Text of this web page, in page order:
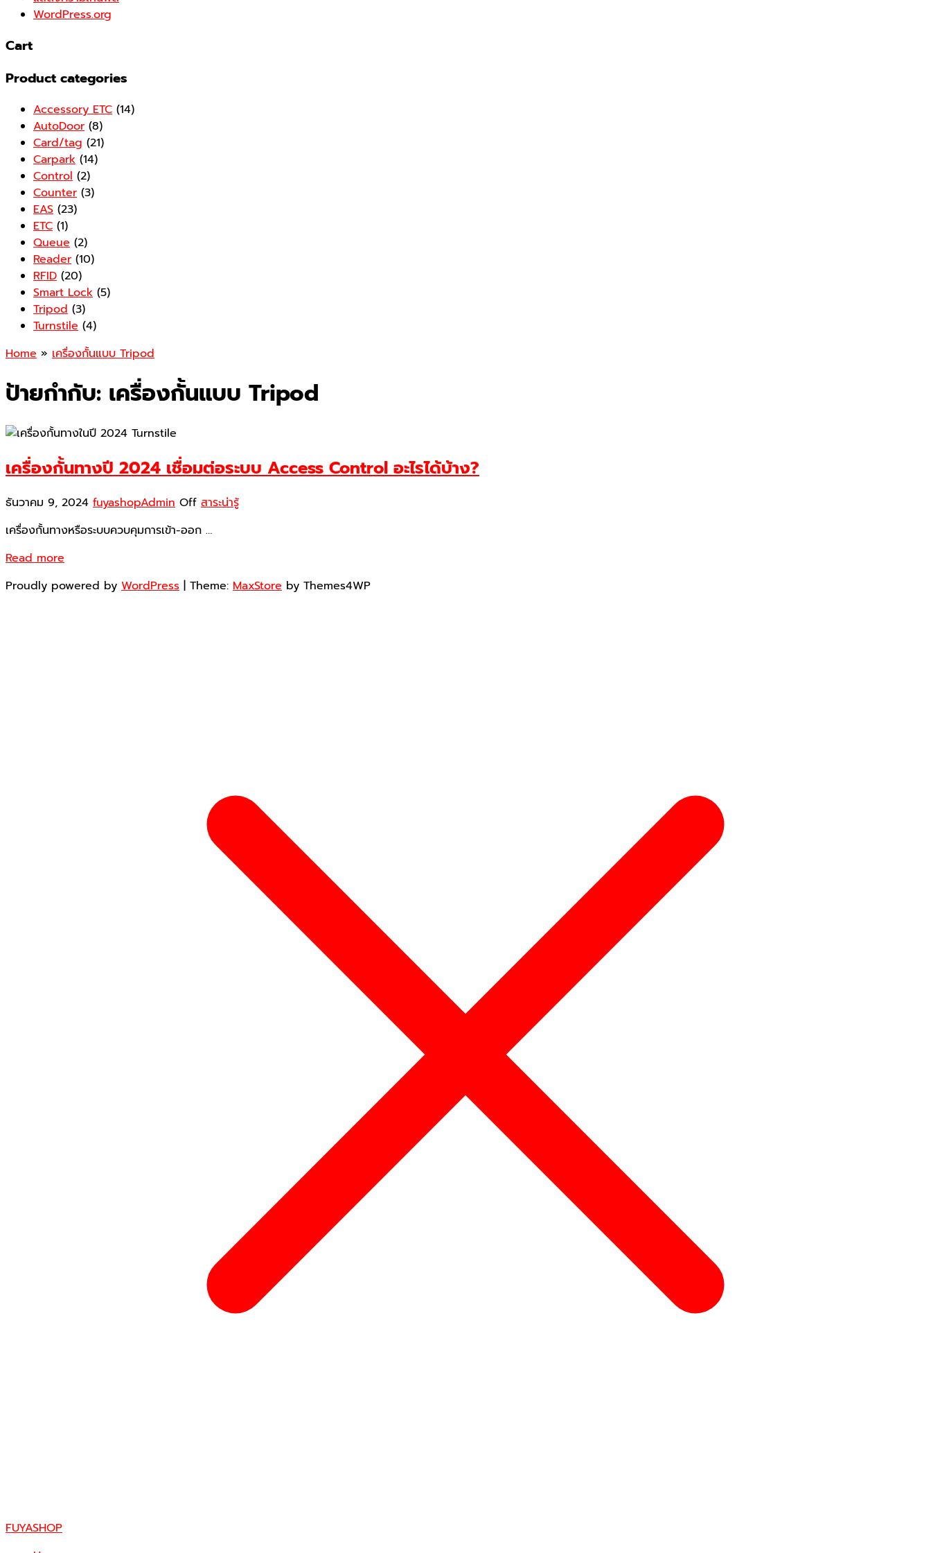
WordPress.org
Cart
Product categories
Accessory ETC (14)
AutoDoor (8)
Card/tag (21)
Carpark (14)
Control (2)
Counter (3)
EAS (23)
ETC (1)
Queue (2)
Reader (10)
RFID (20)
Smart Lock (5)
Tripod (3)
Turnstile (4)
Home » เครื่องกั้นแบบ Tripod
ป้ายกำกับ: เครื่องกั้นแบบ Tripod
เครื่องกั้นทางปี 2024 เชื่อมต่อระบบ Access Control อะไรได้บ้าง?
ธันวาคม 9, 2024 fuyashopAdmin Off สาระน่ารู้
เครื่องกั้นทางหรือระบบควบคุมการเข้า-ออก …
Read more
Proudly powered by WordPress | Theme: MaxStore by Themes4WP
FUYASHOP